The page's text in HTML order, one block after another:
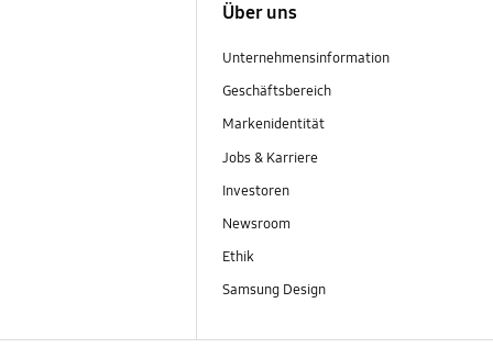
Über uns
Unternehmensinformation
Geschäftsbereich
Markenidentität
Jobs & Karriere
Investoren
Newsroom
Ethik
Samsung Design